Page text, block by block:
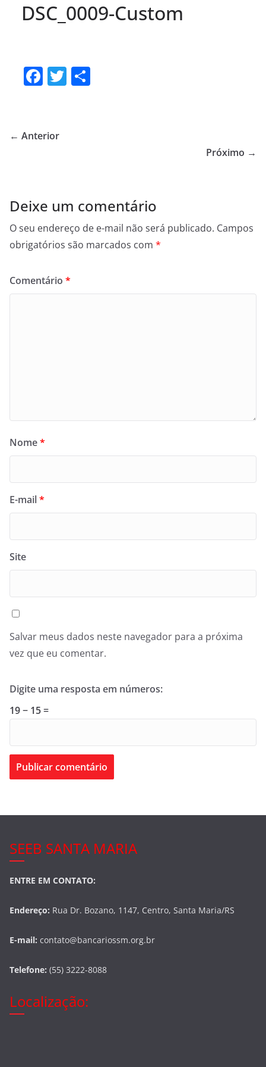
DSC_0009-Custom
F
e
k
T
← Anterior
Próximo →
Deixe um comentário
O seu endereço de e-mail não será publicado. Campos
obrigatórios são marcados com *
Comentário *
Nome*
E-mail*
Site
Salvar meus dados neste navegador para a próxima
vez que eu comentar.
Digite uma resposta em números:
19 − 15 =
SEEB SANTA MARIA
ENTRE EM CONTATO:
Endereço: Rua Dr. Bozano, 1147, Centro, Santa Maria/RS
E-mail: contato@bancariossm.org.br
Telefone: (55) 3222-8088
Localização: